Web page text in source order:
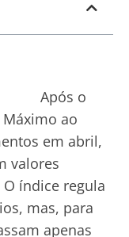
Após o
Máximo ao
em abril,
valores
índice regula
mas, para
apenas